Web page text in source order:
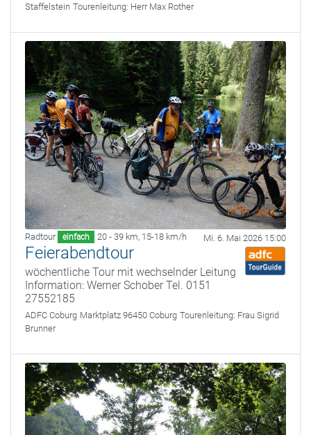
Staffelstein Tourenleitung: Herr Max Rother
Radtour einfach 20 - 39 km, 15-18 km/h Mi. 6. Mai 2026 15:00
Feierabendtour
wöchentliche Tour mit wechselnder Leitung
Information: Werner Schober Tel. 0151
27552185
ADFC Coburg Marktplatz 96450 Coburg Tourenleitung: Frau Sigrid
Brunner